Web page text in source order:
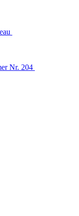
Nr. 204